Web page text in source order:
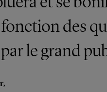
des
le grand